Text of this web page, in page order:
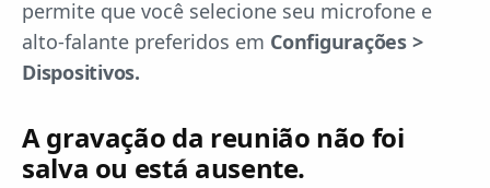
permite que você selecione seu microfone e
alto-falante preferidos em Configurações >
Dispositivos.
A gravação da reunião não foi
salva ou está ausente.